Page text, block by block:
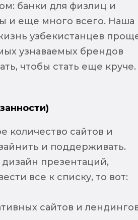
банки для физлиц и
и еще много всего. Наша
узбекистанцев
узнаваемых брендов
чтобы стать еще круче.
количество сайтов и
и поддерживать.
дизайн презентаций,
все к списку, то вот:
сайтов и